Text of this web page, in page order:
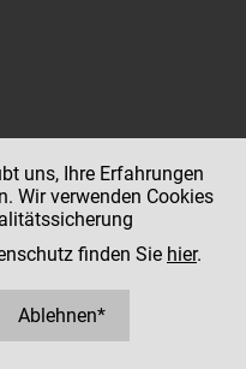
Mitarbeiter:innen)
uns, Ihre Erfahrungen
Wir verwenden Cookies
finden Sie hier.
Ablehnen*